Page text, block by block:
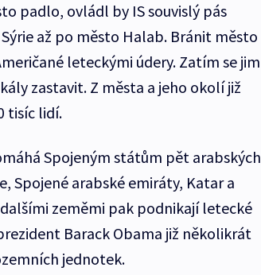
padlo, ovládl by IS souvislý pás
až po město Halab. Bránit město
leteckými údery. Zatím se jim
zastavit. Z města a jeho okolí již
tisíc lidí.
Spojeným státům pět arabských
Spojené arabské emiráty, Katar a
zeměmi pak podnikají letecké
Barack Obama již několikrát
jednotek.